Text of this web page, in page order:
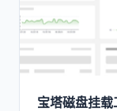
宝塔磁盘挂载